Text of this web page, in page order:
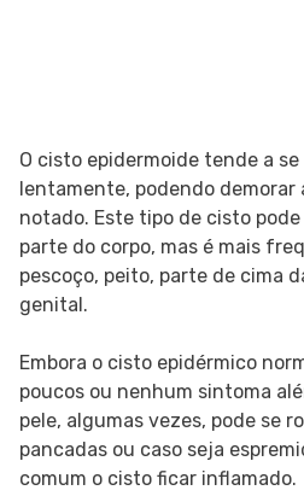
O cisto epidermoide tende a
lentamente, podendo demorar
notado. Este tipo de cisto
parte do corpo, mas é mais
pescoço, peito, parte de cima
genital.
Embora o cisto epidérmico
poucos ou nenhum sintoma
pele, algumas vezes, pode se
pancadas ou caso seja
comum o cisto ficar inflamado.